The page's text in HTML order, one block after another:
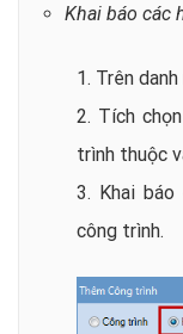
Khai báo các
1. Trên
2. Tích chọn
trình thuộc
3. Khai
công trình.